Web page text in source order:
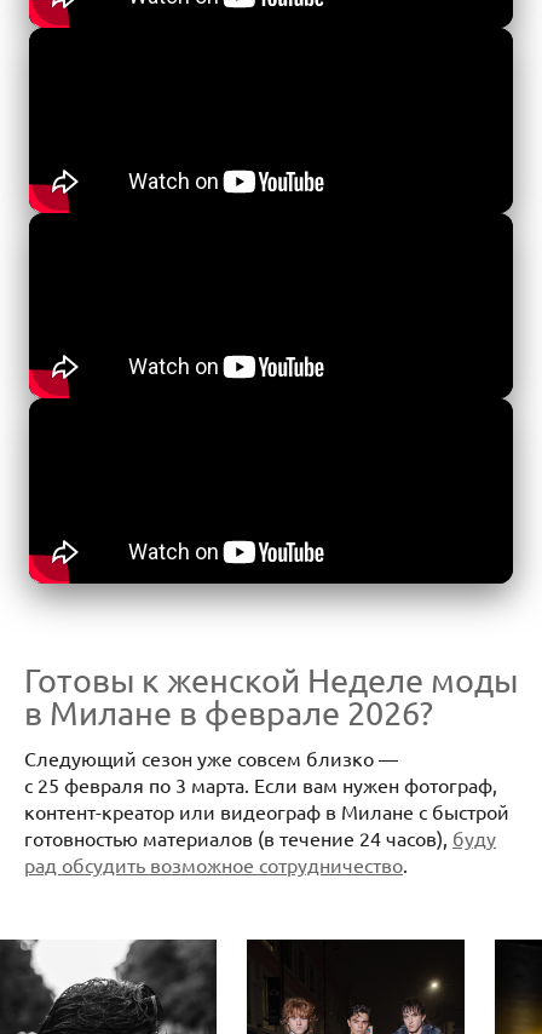
Готовы к женской Неделе моды
в Милане в феврале 2026?
Следующий сезон уже совсем близко —
с 25 февраля по 3 марта. Если вам нужен фотограф,
контент-креатор или видеограф в Милане с быстрой
готовностью материалов (в течение 24 часов), буду
рад обсудить возможное сотрудничество.